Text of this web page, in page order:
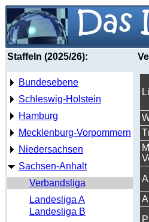
Staffeln (2025/26):
Bundesebene
Schleswig-Holstein
Hamburg
Mecklenburg-Vorpommern
Niedersachsen
Sachsen-Anhalt
Verbandsliga
Landesliga A
Landesliga B